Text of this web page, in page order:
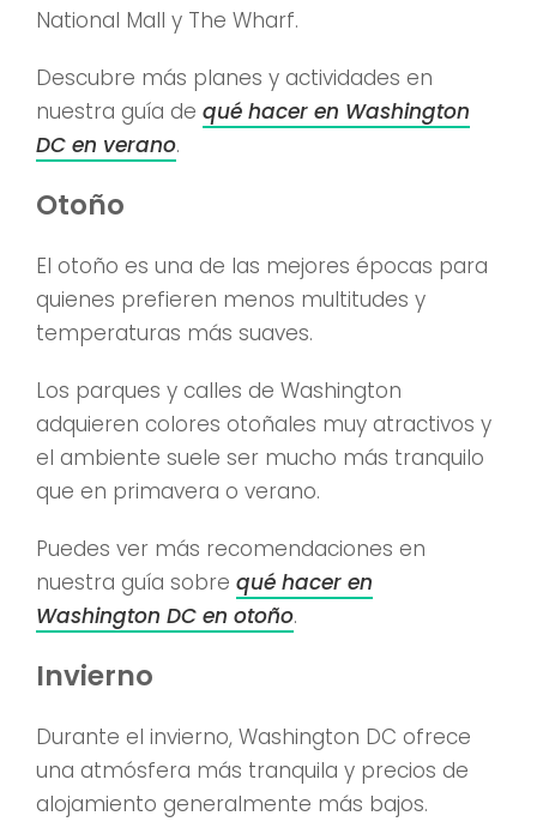
National Mall y The Wharf.
Descubre más planes y actividades en
nuestra guía de qué hacer en Washington
DC en verano.
Otoño
El otoño es una de las mejores épocas para
quienes prefieren menos multitudes y
temperaturas más suaves.
Los parques y calles de Washington
adquieren colores otoñales muy atractivos y
el ambiente suele ser mucho más tranquilo
que en primavera o verano.
Puedes ver más recomendaciones en
nuestra guía sobre qué hacer en
Washington DC en otoño.
Invierno
Durante el invierno, Washington DC ofrece
una atmósfera más tranquila y precios de
alojamiento generalmente más bajos.